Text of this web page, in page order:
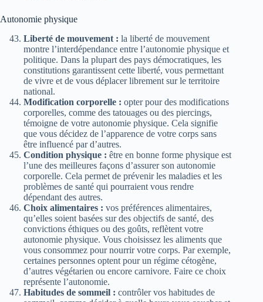
Autonomie physique
Liberté de mouvement : la liberté de mouvement
montre l’interdépendance entre l’autonomie physique et
politique. Dans la plupart des pays démocratiques, les
constitutions garantissent cette liberté, vous permettant
de vivre et de vous déplacer librement sur le territoire
national.
Modification corporelle : opter pour des modifications
corporelles, comme des tatouages ou des piercings,
témoigne de votre autonomie physique. Cela signifie
que vous décidez de l’apparence de votre corps sans
être influencé par d’autres.
Condition physique : être en bonne forme physique est
l’une des meilleures façons d’assurer son autonomie
corporelle. Cela permet de prévenir les maladies et les
problèmes de santé qui pourraient vous rendre
dépendant des autres.
Choix alimentaires : vos préférences alimentaires,
qu’elles soient basées sur des objectifs de santé, des
convictions éthiques ou des goûts, reflètent votre
autonomie physique. Vous choisissez les aliments que
vous consommez pour nourrir votre corps. Par exemple,
certaines personnes optent pour un régime cétogène,
d’autres végétarien ou encore carnivore. Faire ce choix
représente l’autonomie.
Habitudes de sommeil : contrôler vos habitudes de